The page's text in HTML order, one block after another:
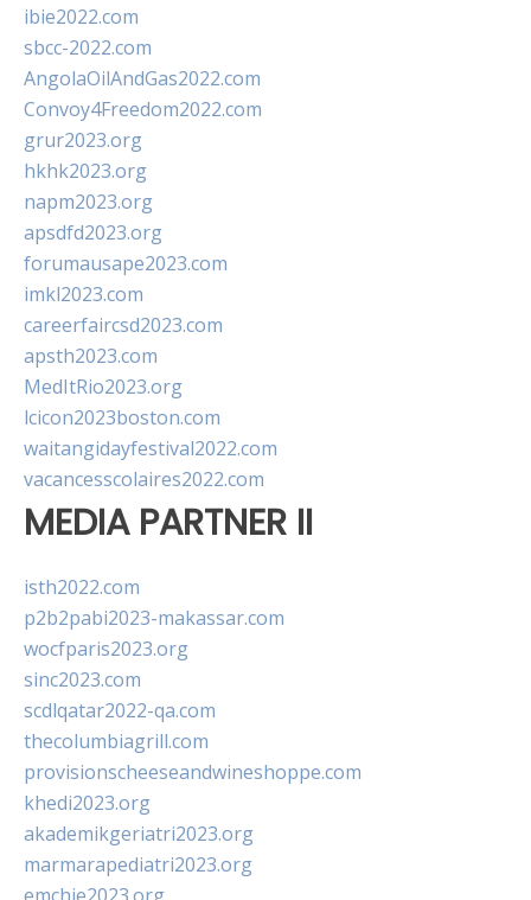
ibie2022.com
sbcc-2022.com
AngolaOilAndGas2022.com
Convoy4Freedom2022.com
grur2023.org
hkhk2023.org
napm2023.org
apsdfd2023.org
forumausape2023.com
imkl2023.com
careerfaircsd2023.com
apsth2023.com
MedItRio2023.org
lcicon2023boston.com
waitangidayfestival2022.com
vacancesscolaires2022.com
MEDIA PARTNER II
isth2022.com
p2b2pabi2023-makassar.com
wocfparis2023.org
sinc2023.com
scdlqatar2022-qa.com
thecolumbiagrill.com
provisionscheeseandwineshoppe.com
khedi2023.org
akademikgeriatri2023.org
marmarapediatri2023.org